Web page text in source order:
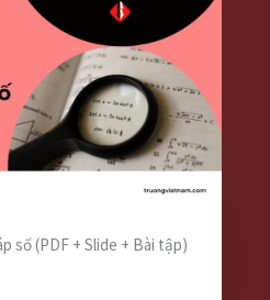
số (PDF + Slide + Bài tập)